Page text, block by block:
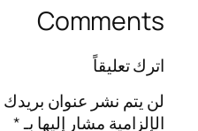
Comments
اترك تعليقاً
لن يتم نشر عنوان بريدك
الإلزامية مشار إليها بـ*